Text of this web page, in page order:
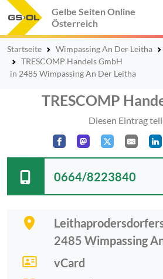
Gelbe Seiten Online
Österreich
Startseite Wimpassing An Der Leitha
TRESCOMP Handels GmbH
in 2485 Wimpassing An Der Leitha
TRESCOMP
Diesen Eintrag
2485 Wimpassing
vCard
0664/8223840